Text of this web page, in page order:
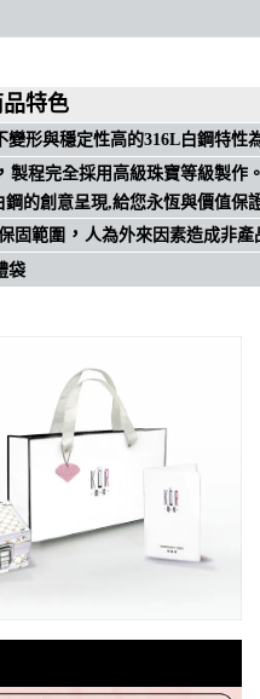
特色
變形與穩定性高的316L白鋼特性
， 製程完全採用高級珠寶等級製作
鋼的創意呈現,給您永恆與價值保
固範圍 ， 人為外來因素造成非產
袋